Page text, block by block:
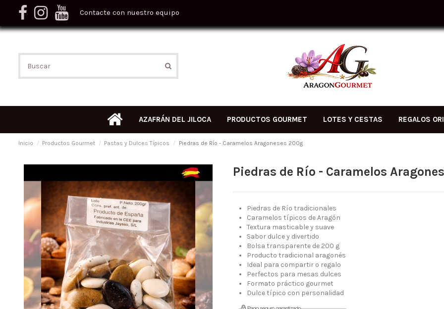
Contacte con nuestro equipo
AZAFRÁN DEL JILOCA PRODUCTOS GOURMET LOTES Y CESTAS REGALOS
Inicio Productos Gourmet Pastas y Dulces Típicos Piedras de Río - Caramelos Aragoneses 200g
Piedras de Río - Caramelos
Piedras de Río tradicionales
Caramelos típicos de Aragón
Textura masticable y suave
Sabor dulce y divertido
Bolsa transparente de 200 g
Producto tradicional aragonés
Ideal para compartir o regalo
Perfectos para mesas dulces
Formato práctico gourmet
Dulce típico con personalidad